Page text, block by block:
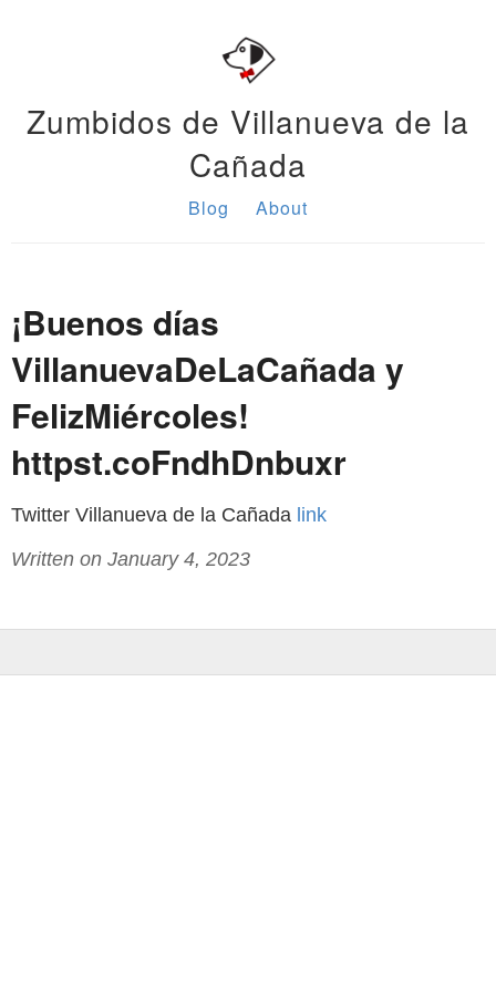
Zumbidos de Villanueva de la
Cañada
Blog About
¡Buenos días
VillanuevaDeLaCañada y
FelizMiércoles!
httpst.coFndhDnbuxr
Twitter Villanueva de la Cañada link
Written on January 4, 2023